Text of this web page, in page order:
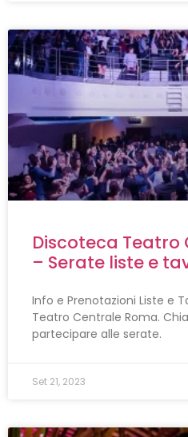
Discoteca Teatro
– Serate liste e
Info e Prenotazioni Liste e
Teatro Centrale Roma.
partecipare alle serate.
Set 21, 2023